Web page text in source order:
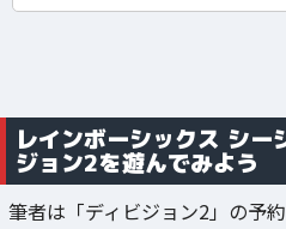
レインボーシックス シ
ジョン2を遊んでみよう
筆者は「ディビジョン2」の予